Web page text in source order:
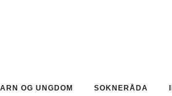
OG UNGDOM SOKNERÅDA